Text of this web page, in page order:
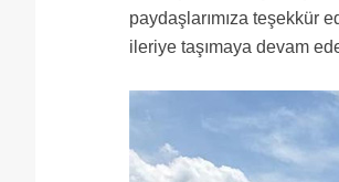
paydaşlarımıza teşekkür
ileriye taşımaya devam